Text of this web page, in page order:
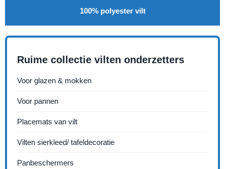
100% polyester vilt
Ruime collectie vilten onderzetters
Voor glazen & mokken
Voor pannen
Placemats van vilt
Vilten sierkleed/ tafeldecoratie
Panbeschermers